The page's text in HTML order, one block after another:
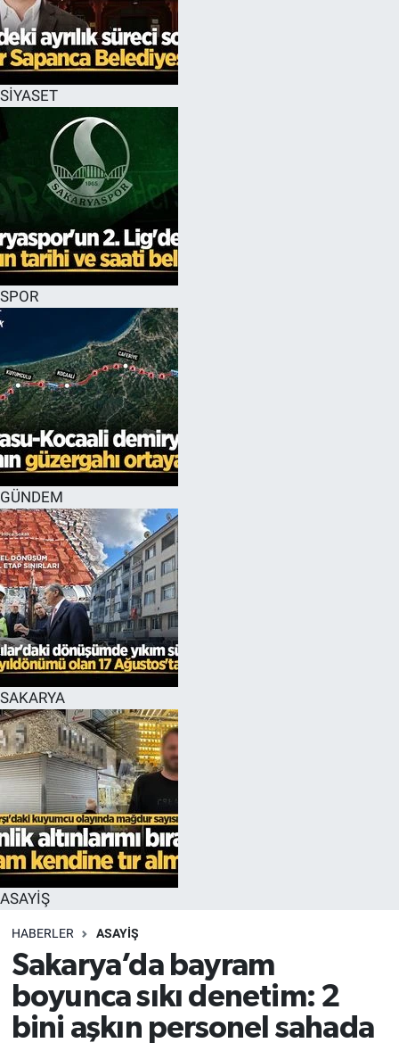
SİYASET
SPOR
GÜNDEM
SAKARYA
ASAYİŞ
HABERLER ASAYİŞ
Sakarya’da bayram
boyunca sıkı denetim: 2
bini aşkın personel sahada
EĞİTİM
ÖZEL HABER
HALK54 PANORAMA